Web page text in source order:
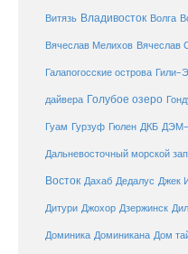
Витязь Владивосток Волга
Вячеслав Мелихов Вячеслав
Галапогосские острова Гили-
дайвера Голубое озеро
Гуам Гурзуф Гюлен ДКБ ДЭМ-
Дальневосточный морской
Восток Дахаб Дедалус Джек
Дитури Джохор Дзержинск
Доминика Доминикана Дом